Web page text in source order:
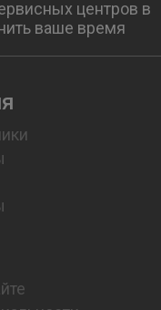
центров в
ваше время